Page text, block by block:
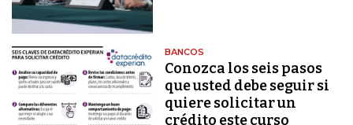
BANCOS
Conozca los seis pasos
que usted debe seguir si
quiere solicitar un
crédito este curso